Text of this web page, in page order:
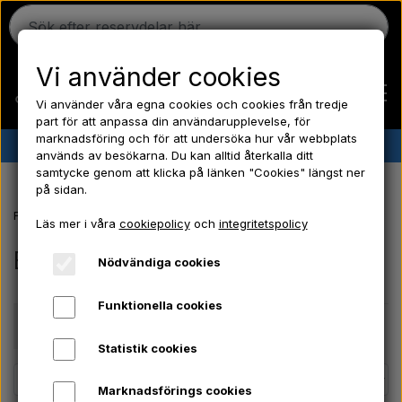
Hem
Massey Ferguson
Fordson
✔︎ Danskt lager ✔︎ Snabb leverans ✔︎ Låga priser
Framsida Erbjudanden
Erbjudanden
Vi använder cookies
Vi använder våra egna cookies och cookies från tredje
part för att anpassa din användarupplevelse, för
marknadsföring och för att undersöka hur vår webbplats
används av besökarna. Du kan alltid återkalla ditt
samtycke genom att klicka på länken "Cookies" längst ner
på sidan.
Läs mer i våra cookiepolicyoch integritetspolicy
Nödvändiga cookies
Funktionella cookies
Statistik cookies
Marknadsförings cookies